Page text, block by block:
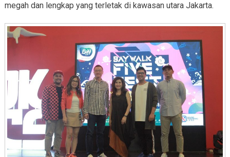
megah dan lengkap yang terletak di kawasan utara Jakarta.